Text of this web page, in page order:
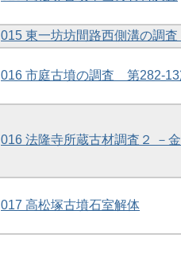
015 東一坊坊間路西側溝の調
016 市庭古墳の調査 第282-13
016 法隆寺所蔵古材調査２ －
017 高松塚古墳石室解体